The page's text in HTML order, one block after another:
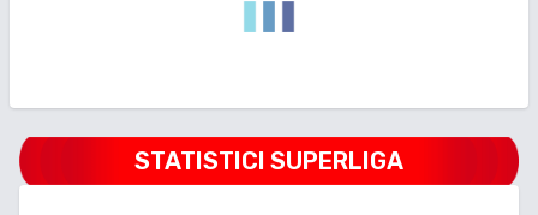
STATISTICI SUPERLIGA